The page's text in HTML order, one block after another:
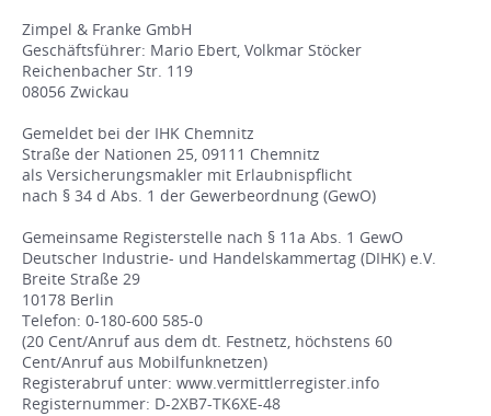
Zimpel & Franke GmbH
Geschäftsführer: Mario Ebert, Volkmar Stöcker
Reichenbacher Str. 119
08056 Zwickau
Gemeldet bei der IHK Chemnitz
Straße der Nationen 25, 09111 Chemnitz
als Versicherungsmakler mit Erlaubnispflicht
nach § 34 d Abs. 1 der Gewerbeordnung (GewO)
Gemeinsame Registerstelle nach § 11a Abs. 1 GewO
Deutscher Industrie- und Handelskammertag (DIHK) e.V.
Breite Straße 29
10178 Berlin
Telefon: 0-180-600 585-0
(20 Cent/Anruf aus dem dt. Festnetz, höchstens 60
Cent/Anruf aus Mobilfunknetzen)
Registerabruf unter: www.vermittlerregister.info
Registernummer: D-2XB7-TK6XE-48